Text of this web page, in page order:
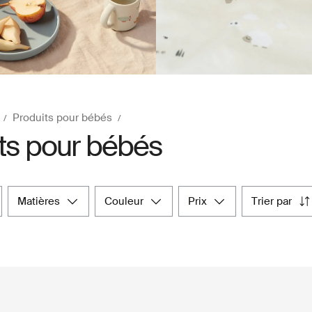
Produits pour bébés
pour bébés
matières couleur prix trier par